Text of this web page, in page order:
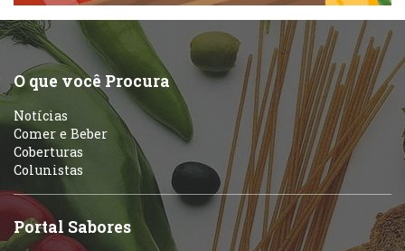
Pizzarias
Portuguesa
Self-service
Sobremesas e sorvetes
Portuguesa
Sobremesas e sorvetes
Variados
O que você Procura
Notícias
Comer e Beber
Coberturas
Colunistas
Portal Sabores